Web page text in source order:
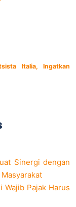
Italia, Ingatkan
Sinergi dengan
Wajib Pajak Harus